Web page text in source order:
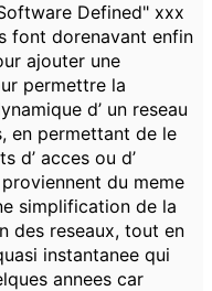
Defined" xxx
font dorenavant enfin
ajouter une
permettre la
d’ un reseau
en permettant de le
d’ acces ou d’
du meme
simplification de la
des reseaux, tout en
instantanee qui
annees car